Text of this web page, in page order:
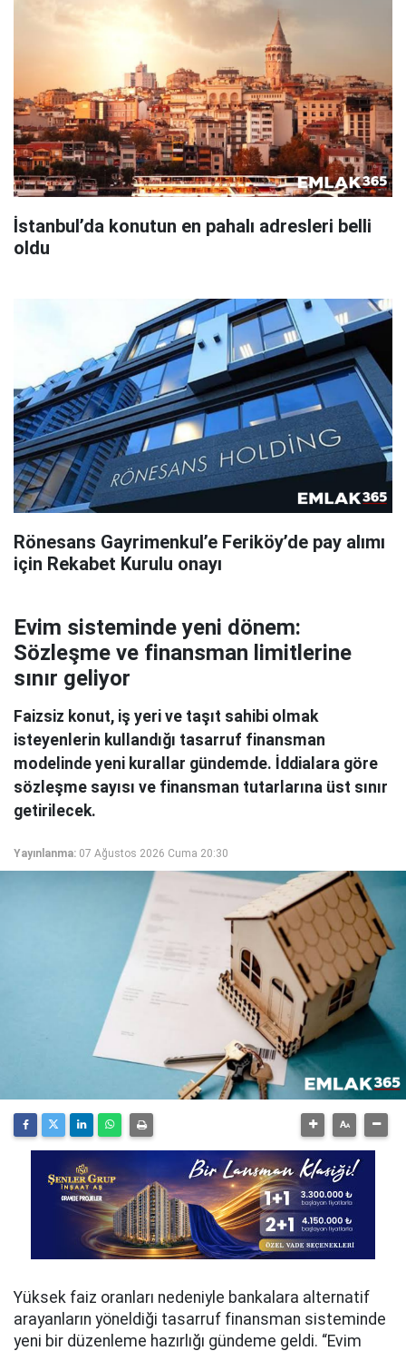
İstanbul’da konutun en pahalı adresleri belli
oldu
Rönesans Gayrimenkul’e Feriköy’de pay alımı
için Rekabet Kurulu onayı
Evim sisteminde yeni dönem:
Sözleşme ve finansman limitlerine
sınır geliyor
Faizsiz konut, iş yeri ve taşıt sahibi olmak
isteyenlerin kullandığı tasarruf finansman
modelinde yeni kurallar gündemde. İddialara göre
sözleşme sayısı ve finansman tutarlarına üst sınır
getirilecek.
Yayınlanma: 07 Ağustos 2026 Cuma 20:30
Yüksek faiz oranları nedeniyle bankalara alternatif
arayanların yöneldiği tasarruf finansman sisteminde
yeni bir düzenleme hazırlığı gündeme geldi. “Evim